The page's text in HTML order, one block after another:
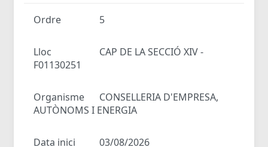
Ordre 5
Lloc
CAP DE LA SECCIÓ XIV -
F01130251
Organisme
CONSELLERIA D'EMPRESA,
AUTÒNOMS I ENERGIA
Data inici 03/08/2026